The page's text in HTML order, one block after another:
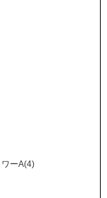
ーA(4)